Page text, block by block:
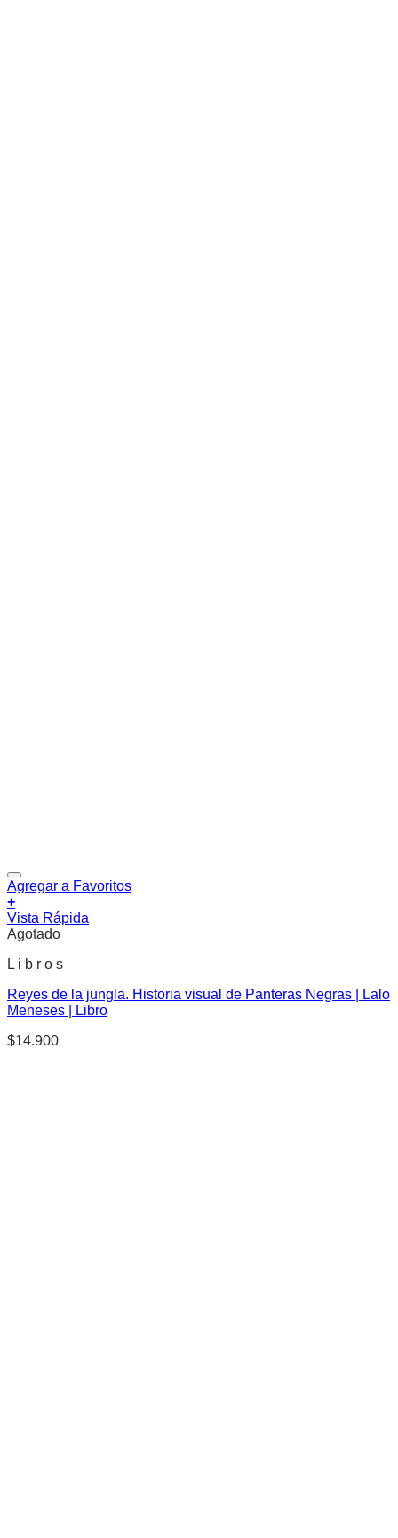
Agregar a Favoritos
+
Vista Rápida
Agotado
L i b r o s
Reyes de la jungla. Historia visual de Panteras Negras | Lalo
Meneses | Libro
$14.900